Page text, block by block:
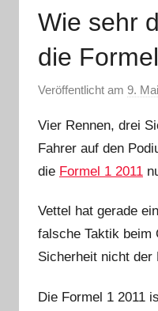
Wie sehr
die
Veröffentlicht am 9.
Vier Rennen, drei
Fahrer auf den
die Formel 1 2011
Vettel hat gerade
falsche Taktik beim
Sicherheit nicht der
Die Formel 1 2011